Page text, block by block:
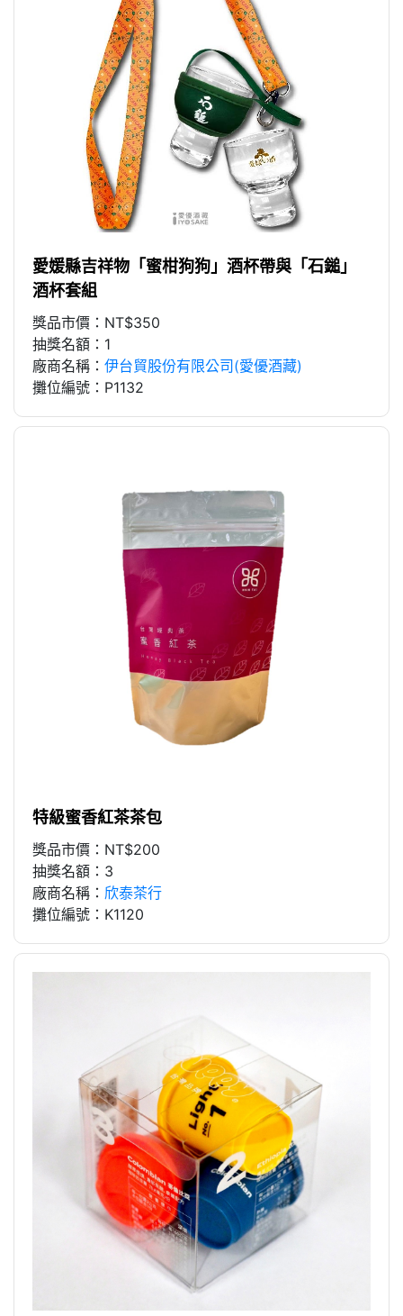
愛媛縣吉祥物「蜜柑狗狗」酒杯帶與「石鎚」
酒杯套組
獎品市價：NT$350
抽獎名額：1
廠商名稱： 伊台貿股份有限公司(愛優酒藏)
攤位編號：P1132
特級蜜香紅茶茶包
獎品市價：NT$200
抽獎名額：3
廠商名稱： 欣泰茶行
攤位編號：K1120